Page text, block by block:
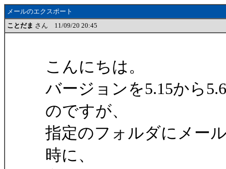
メールのエクスポート
ことだま さん 11/09/20 20:45
こんにちは。
バージョンを5.15から
のですが、
指定のフォルダにメー
時に、